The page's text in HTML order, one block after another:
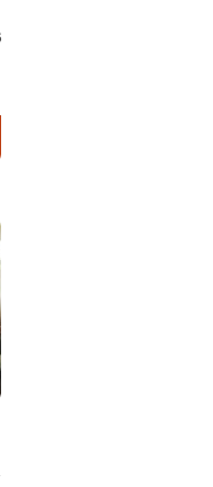
Salak Kian Diminati,